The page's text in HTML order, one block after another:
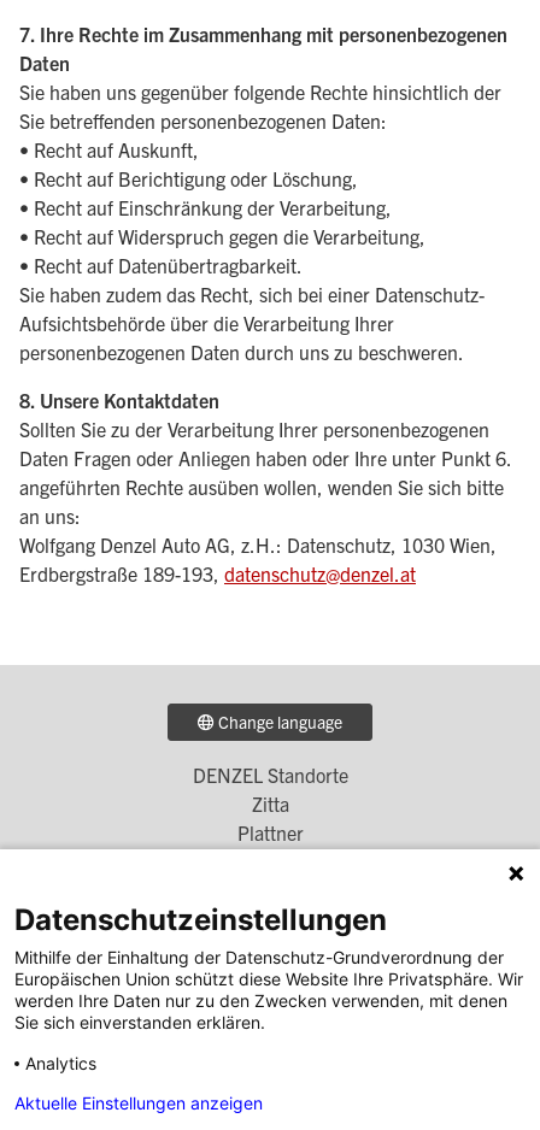
7. Ihre Rechte im Zusammenhang mit personenbezogenen
Daten
Sie haben uns gegenüber folgende Rechte hinsichtlich der
Sie betreffenden personenbezogenen Daten:
• Recht auf Auskunft,
• Recht auf Berichtigung oder Löschung,
• Recht auf Einschränkung der Verarbeitung,
• Recht auf Widerspruch gegen die Verarbeitung,
• Recht auf Datenübertragbarkeit.
Sie haben zudem das Recht, sich bei einer Datenschutz-
Aufsichtsbehörde über die Verarbeitung Ihrer
personenbezogenen Daten durch uns zu beschweren.
8. Unsere Kontaktdaten
Sollten Sie zu der Verarbeitung Ihrer personenbezogenen
Daten Fragen oder Anliegen haben oder Ihre unter Punkt 6.
angeführten Rechte ausüben wollen, wenden Sie sich bitte
an uns:
Wolfgang Denzel Auto AG, z.H.: Datenschutz, 1030 Wien,
Erdbergstraße 189-193, datenschutz@denzel.at
Change language
Menü
DENZEL Standorte
Zitta
Plattner
Unterberger Denzel
Höglinger Denzel
Footer
Menü
2
DENZEL Bank
DENZEL Karriere
Denzel auf Social Media
Datenschutzeinstellungen
Mithilfe der Einhaltung der Datenschutz-Grundverordnung der
Europäischen Union schützt diese Website Ihre Privatsphäre. Wir
werden Ihre Daten nur zu den Zwecken verwenden, mit denen
Sie sich einverstanden erklären.
Analytics
Aktuelle Einstellungen anzeigen